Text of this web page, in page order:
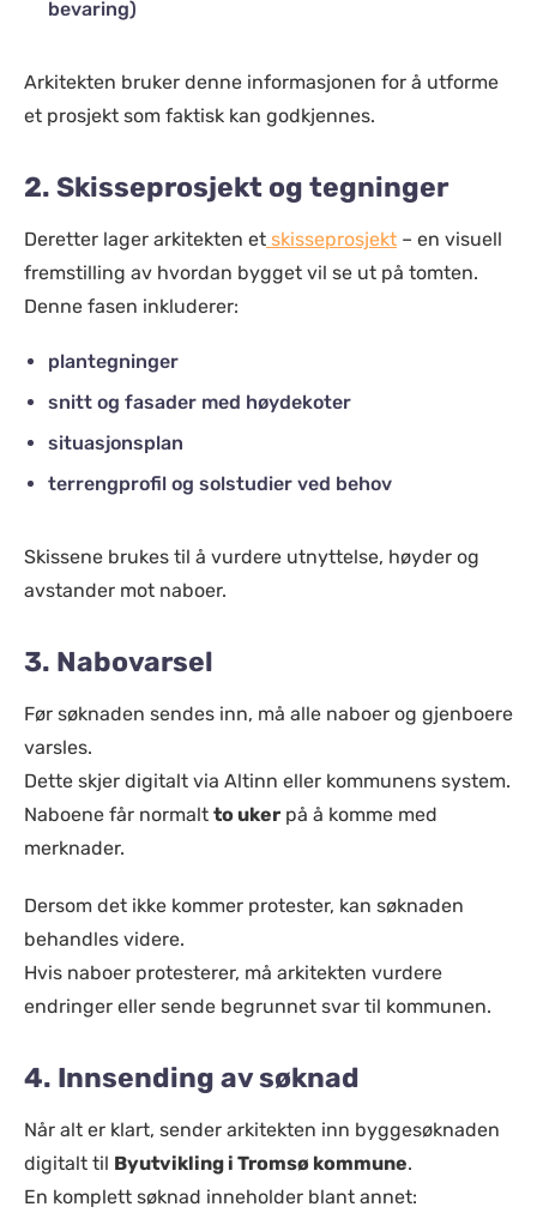
bevaring)
Arkitekten bruker denne informasjonen for å utforme
et prosjekt som faktisk kan godkjennes.
2. Skisseprosjekt og tegninger
Deretter lager arkitekten et skisseprosjekt – en visuell
fremstilling av hvordan bygget vil se ut på tomten.
Denne fasen inkluderer:
plantegninger
snitt og fasader med høydekoter
situasjonsplan
terrengprofil og solstudier ved behov
Skissene brukes til å vurdere utnyttelse, høyder og
avstander mot naboer.
3. Nabovarsel
Før søknaden sendes inn, må alle naboer og gjenboere
varsles.
Dette skjer digitalt via Altinn eller kommunens system.
Naboene får normalt to uker på å komme med
merknader.
Dersom det ikke kommer protester, kan søknaden
behandles videre.
Hvis naboer protesterer, må arkitekten vurdere
endringer eller sende begrunnet svar til kommunen.
4. Innsending av søknad
Når alt er klart, sender arkitekten inn byggesøknaden
digitalt til Byutvikling i Tromsø kommune.
En komplett søknad inneholder blant annet: